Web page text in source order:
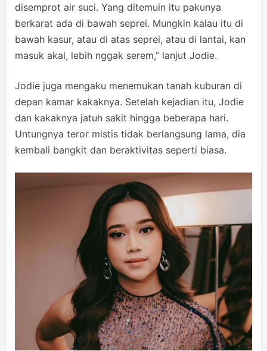
disemprot air suci. Yang ditemuin itu pakunya
berkarat ada di bawah seprei. Mungkin kalau itu di
bawah kasur, atau di atas seprei, atau di lantai, kan
masuk akal, lebih nggak serem,” lanjut Jodie.
Jodie juga mengaku menemukan tanah kuburan di
depan kamar kakaknya. Setelah kejadian itu, Jodie
dan kakaknya jatuh sakit hingga beberapa hari.
Untungnya teror mistis tidak berlangsung lama, dia
kembali bangkit dan beraktivitas seperti biasa.